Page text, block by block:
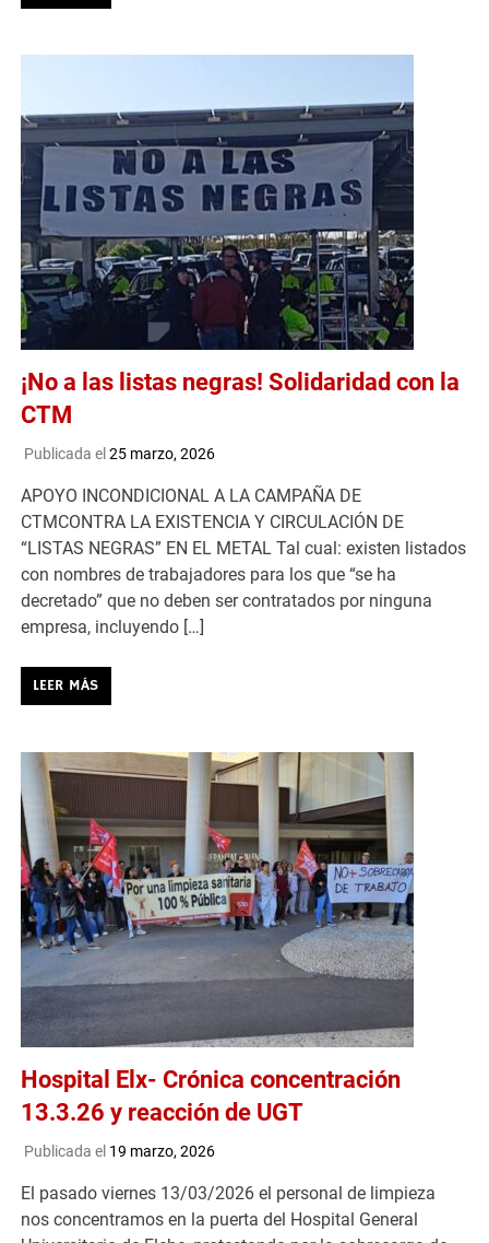
¡No a las listas negras! Solidaridad con la
CTM
Publicada el 25 marzo, 2026
APOYO INCONDICIONAL A LA CAMPAÑA DE
CTMCONTRA LA EXISTENCIA Y CIRCULACIÓN DE
“LISTAS NEGRAS” EN EL METAL Tal cual: existen listados
con nombres de trabajadores para los que “se ha
decretado” que no deben ser contratados por ninguna
empresa, incluyendo […]
LEER MÁS
Hospital Elx- Crónica concentración
13.3.26 y reacción de UGT
Publicada el 19 marzo, 2026
El pasado viernes 13/03/2026 el personal de limpieza
nos concentramos en la puerta del Hospital General